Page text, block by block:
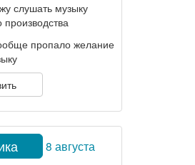
слушать музыку
производства
пропало желание
8 августа